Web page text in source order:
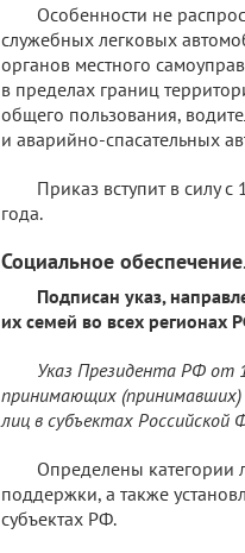
Особенности не
служебных легковых
органов местного
в пределах границ
общего пользования,
и аварийно-спасательных
Приказ вступит в силу
года.
Социальное
Подписан указ,
их семей во всех регионах
Указ Президента РФ от
принимающих (принимавших)
лиц в субъектах Российской
Определены категории
поддержки, а также
субъектах РФ.